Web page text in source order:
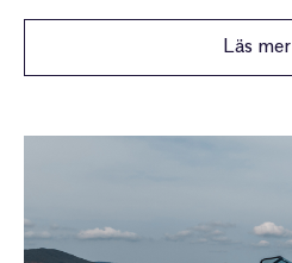
Läs mer